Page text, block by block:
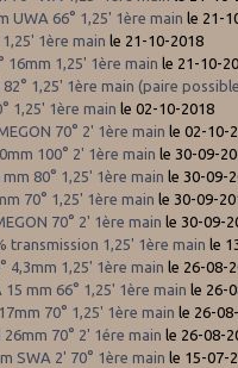
UWA 66° 1,25' 1ère main le 21-
1ère main le 21-10-2018
16mm 1,25' 1ère main le 21-10-
82° 1,25' 1ère main (paire
1,25' 1ère main le 02-10-2018
70° 2' 1ère main le 02-10-
100° 2' 1ère main le 30-09-
80° 1,25' 1ère main le 30-09-
70° 1,25' 1ère main le 30-09-
70° 2' 1ère main le 30-09-
transmission 1,25' 1ère main le
4,3mm 1,25' 1ère main le 26-08-
mm 66° 1,25' 1ère main le 26-
70° 1,25' 1ère main le 26-
70° 2' 1ére main le 26-08-
SWA 2' 70° 1ère main le 15-07-